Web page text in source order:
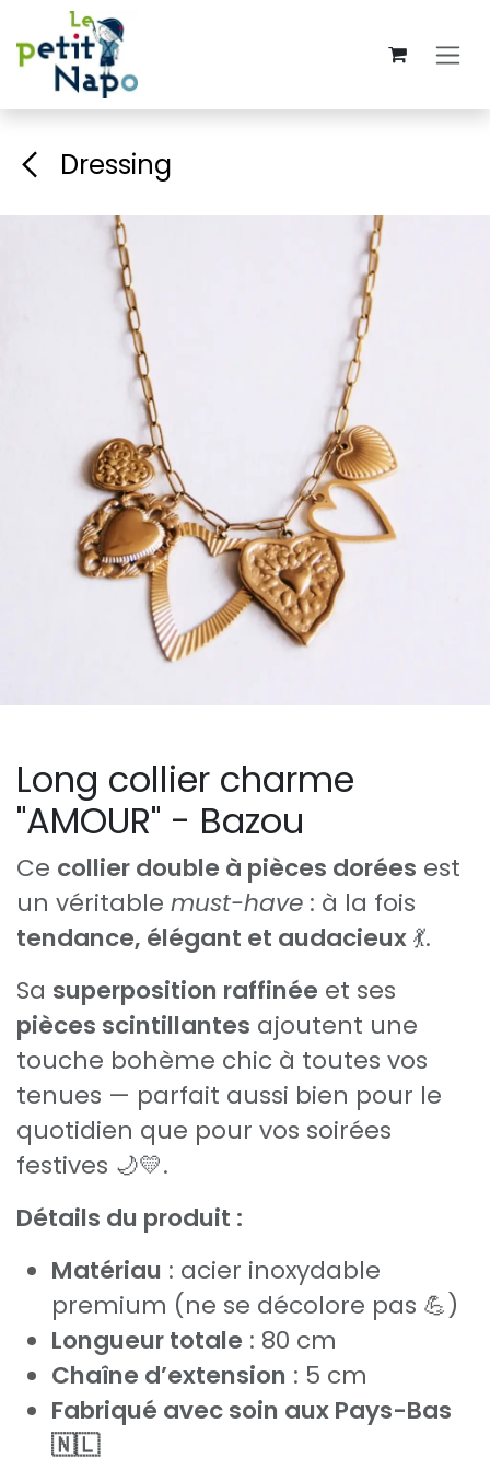
Se rendre au contenu
Dressing
Long collier charme
"AMOUR" - Bazou
Ce collier double à pièces dorées est
un véritable must-have : à la fois
tendance, élégant et audacieux💃.
Sa superposition raffinée et ses
pièces scintillantes ajoutent une
touche bohème chic à toutes vos
tenues — parfait aussi bien pour le
quotidien que pour vos soirées
festives 🌙💛.
Détails du produit :
Matériau : acier inoxydable
premium (ne se décolore pas 💪)
Longueur totale : 80 cm
Chaîne d’extension : 5 cm
Fabriqué avec soin aux Pays-Bas
🇳🇱